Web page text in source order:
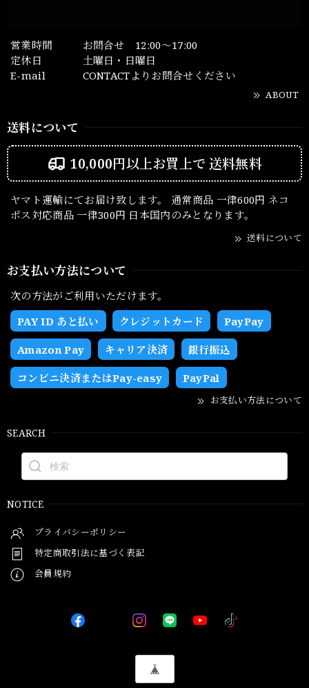
営業時間
お問合せ 12:00～17:00
定休日
土曜日・日曜日
E-mail
CONTACTよりお問合せください
ABOUT
送料について
10,000円以上お買上で送料無料
ヤマト運輸にてお届け致します。 通常商品 一律600円 ネコ
ポス対応商品 一律300円 日本国内のみとなります。
送料について
お支払い方法について
次の方法がご利用いただけます。
PAY ID あと払い
クレジットカード PayPay
Amazon Pay キャリア決済 銀行振込
コンビニ決済またはPay-easy PayPal
お支払い方法について
SEARCH
NOTICE
プライバシーポリシー
特定商取引法に基づく表記
会員規約